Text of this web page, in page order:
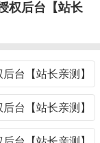
权后台【站长